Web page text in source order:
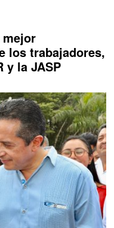
los trabajadores,
y la JASP